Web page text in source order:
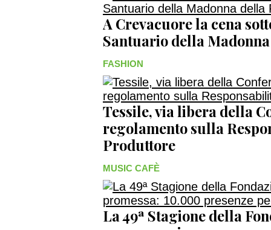
A Crevacuore la cena
Santuario della
FASHION
Tessile, via libera della
regolamento sulla
Produttore
MUSIC CAFÈ
La 49ª Stagione della